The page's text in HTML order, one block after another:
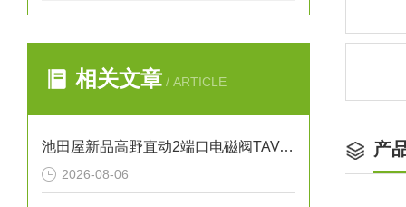
相关文章 / ARTICLE
池田屋新品高野直动2端口电磁阀TAV-1448正式发布
2026-08-06
产